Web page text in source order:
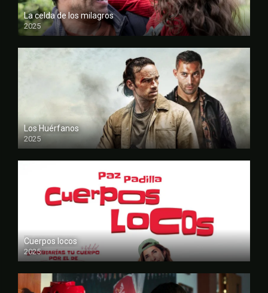
La celda de los milagros
2025
FULL HD
Los Huérfanos
2025
FULL HD
Cuerpos locos
2025
FULL HD